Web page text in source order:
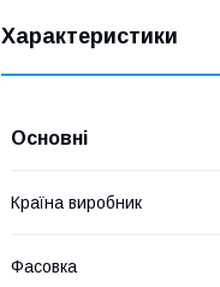
Характеристики
Основні
Країна виробник
Фасовка